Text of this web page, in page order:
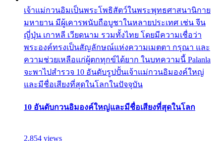
เจ้าแม่กวนอิมเป็นพระโพธิสัตว์ในพระพุทธศาสนานิกาย
มหายาน มีผู้เคารพนับถือบูชาในหลายประเทศ เช่น จีน
ญี่ปุ่น เกาหลี เวียดนาม รวมทั้งไทย โดยมีความเชื่อว่า
พระองค์ทรงเป็นสัญลักษณ์แห่งความเมตตา กรุณา และ
ความช่วยเหลือแก่ผู้ตกทุกข์ได้ยาก ในบทความนี้ Palanla
จะพาไปสำรวจ 10 อันดับรูปปั้นเจ้าแม่กวนอิมองค์ใหญ่
และมีชื่อเสียงที่สุดในโลกในปัจจุบัน
10 อันดับกวนอิมองค์ใหญ่และมีชื่อเสียงที่สุดในโลก
2,854 views